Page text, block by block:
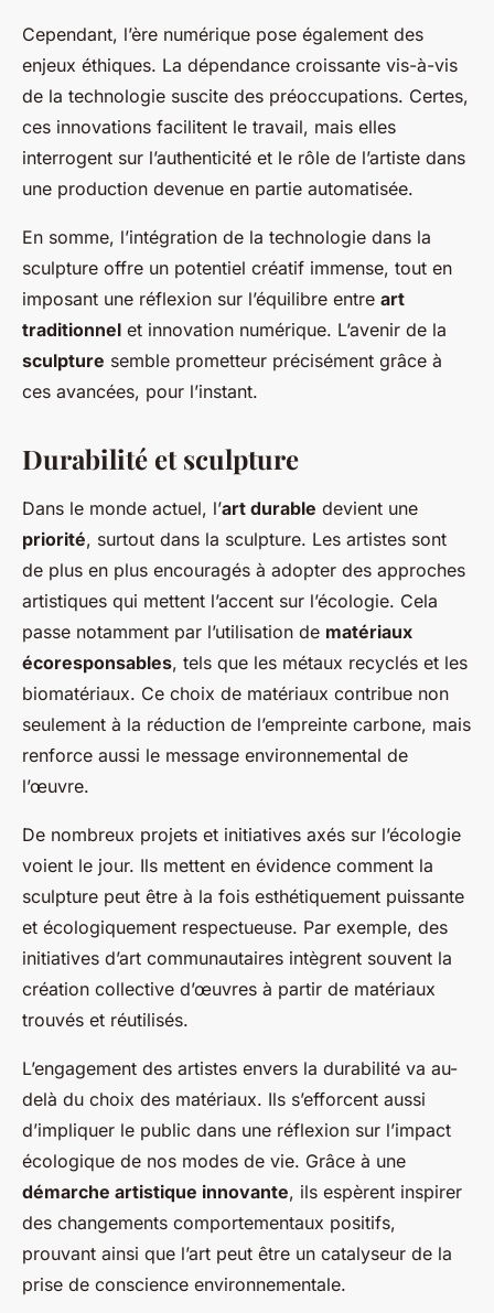
Cependant, l’ère numérique pose également des
enjeux éthiques. La dépendance croissante vis-à-vis
de la technologie suscite des préoccupations. Certes,
ces innovations facilitent le travail, mais elles
interrogent sur l’authenticité et le rôle de l’artiste dans
une production devenue en partie automatisée.
En somme, l’intégration de la technologie dans la
sculpture offre un potentiel créatif immense, tout en
imposant une réflexion sur l’équilibre entre art
traditionnel et innovation numérique. L’avenir de la
sculpture semble prometteur précisément grâce à
ces avancées, pour l’instant.
Durabilité et sculpture
Dans le monde actuel, l’art durable devient une
priorité, surtout dans la sculpture. Les artistes sont
de plus en plus encouragés à adopter des approches
artistiques qui mettent l’accent sur l’écologie. Cela
passe notamment par l’utilisation de matériaux
écoresponsables, tels que les métaux recyclés et les
biomatériaux. Ce choix de matériaux contribue non
seulement à la réduction de l’empreinte carbone, mais
renforce aussi le message environnemental de
l’œuvre.
De nombreux projets et initiatives axés sur l’écologie
voient le jour. Ils mettent en évidence comment la
sculpture peut être à la fois esthétiquement puissante
et écologiquement respectueuse. Par exemple, des
initiatives d’art communautaires intègrent souvent la
création collective d’œuvres à partir de matériaux
trouvés et réutilisés.
L’engagement des artistes envers la durabilité va au-
delà du choix des matériaux. Ils s’efforcent aussi
d’impliquer le public dans une réflexion sur l’impact
écologique de nos modes de vie. Grâce à une
démarche artistique innovante, ils espèrent inspirer
des changements comportementaux positifs,
prouvant ainsi que l’art peut être un catalyseur de la
prise de conscience environnementale.